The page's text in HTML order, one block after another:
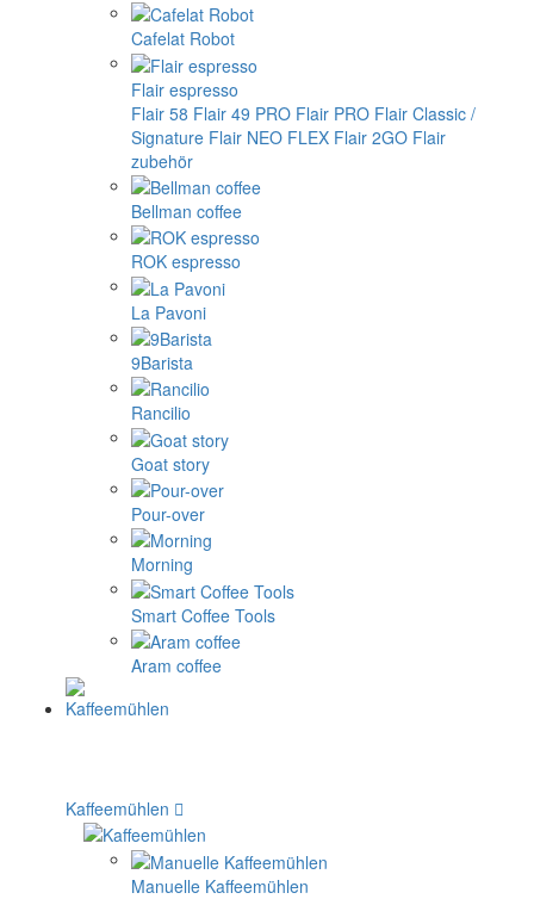
Cafelat Robot
Flair espresso
Flair 58 Flair 49 PRO Flair PRO Flair Classic /
Signature Flair NEO FLEX Flair 2GO Flair
zubehör
Bellman coffee
ROK espresso
La Pavoni
9Barista
Rancilio
Goat story
Pour-over
Morning
Smart Coffee Tools
Aram coffee
Kaffeemühlen
Manuelle Kaffeemühlen